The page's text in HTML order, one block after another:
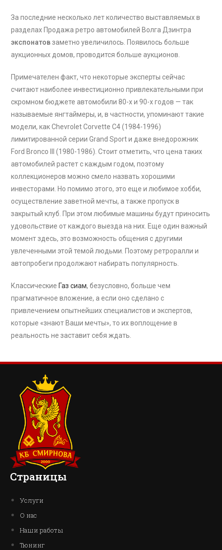
За последние несколько лет количество выставляемых в
разделах Продажа ретро автомобилей Волга Дзинтра
экспонатовзаметно увеличилось. Появилось больше
аукционных домов, проводится больше аукционов.
Примечателен факт, что некоторые эксперты сейчас
считают наиболее инвестиционно привлекательными при
скромном бюджете автомобили 80-х и 90-х годов — так
называемые янгтаймеры, и, в частности, упоминают такие
модели, как Chevrolet Corvette C4 (1984-1996)
лимитированной серии Grand Sport и даже внедорожник
Ford Bronco III (1980-1986). Стоит отметить, что цена таких
автомобилей растет с каждым годом, поэтому
коллекционеров можно смело назвать хорошими
инвесторами. Но помимо этого, это еще и любимое хобби,
осуществление заветной мечты, а также пропуск в
закрытый клуб. При этом любимые машины будут приносить
удовольствие от каждого выезда на них. Еще один важный
момент здесь, это возможность общения с другими
увлеченными этой темой людьми. Поэтому ретроралли и
автопробеги продолжают набирать популярность.
Классические Газ сиам, безусловно, больше чем
прагматичное вложение, а если оно сделано с
привлечением опытнейших специалистов и экспертов,
которые «знают Ваши мечты», то их воплощение в
реальность не заставит себя ждать.
Страницы
Услуги
О нас
Наши работы
Тюнинг